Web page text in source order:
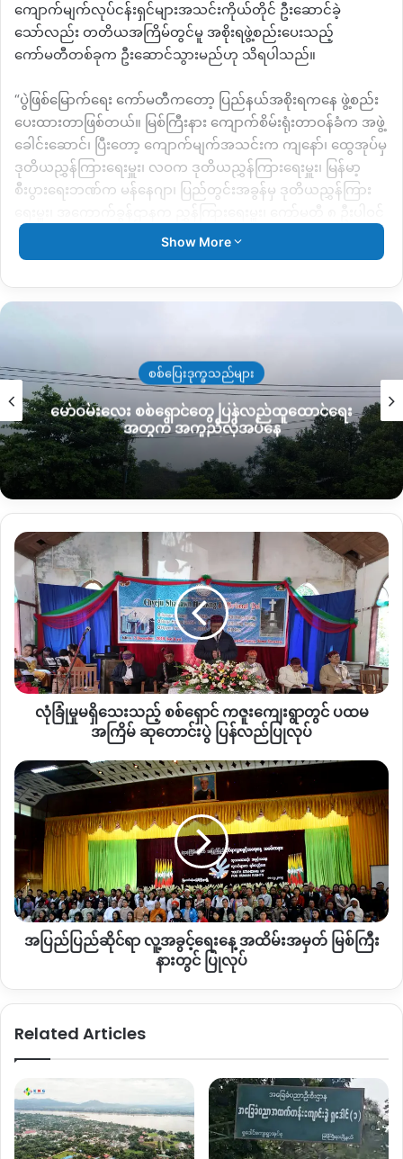
ကျောက်မျက်လုပ်ငန်းရှင်များအသင်းကိုယ်တိုင် ဦးဆောင်ခဲ့
သော်လည်း တတိယအကြိမ်တွင်မူ အစိုးရဖွဲ့စည်းပေးသည့်
ကော်မတီတစ်ခုက ဦးဆောင်သွားမည်ဟု သိရပါသည်။
“ပွဲဖြစ်မြောက်ရေး ကော်မတီကတော့ ပြည်နယ်အစိုးရကနေ ဖွဲ့စည်း
ပေးထားတာဖြစ်တယ်။ မြစ်ကြီးနား ကျောက်စိမ်းရုံးတာဝန်ခံက အဖွဲ့
ခေါင်းဆောင်၊ ပြီးတော့ ကျောက်မျက်အသင်းက ကျနော်၊ ထွေအုပ်မှ
ဒုတိယညွှန်ကြားရေးမှူး၊ လဝက ဒုတိယညွှန်ကြားရေးမှူး၊ မြန်မာ့
စီးပွားရေးဘဏ်က မန်နေဂျာ၊ ပြည်တွင်းအခွန်မှ ဒုတိယညွှန်ကြား
တဲ့ ကျနော်တို့ကော်မတီကနေ အစည်းဝေးလုပ်တယ်။ အစည်းဝေး
လုပ်တဲ့ချိန်ကျတော့ ဒီဇင်ဘာလမှာ လုပ်မယ်ဆိုရင် အချိန်ကအရမ်း
ကျောက်စိမ်းတွေ သယ်ယူပို့ဆောင်မယ့်အပိုင်းတွေမှာ အချိန်မ
ယခု တတိယအကြိမ်ကျောက်မျက်ပြပွဲတွင် ကျောက်မျက်အတွဲ
ပေါင်း ၂၀၀၀ကျော် ပြသရောင်းချနိုင်အောင် စီစဉ်နေကြောင်း ဦးဇေ
လွမ်းက ဆက်လက်ပြောဆိုသည်။
ကျောက်မျက်ပြပွဲတွင် ရောင်းမည့်ကျောက်များကို A,B,C,D အဆင့်
၄ဆင့်သတ်မှတ်ထားပြီး ကချင်ပြည်နယ်တွင်ပြုလုပ်ခဲ့သည့် ၂၀၁၈
ကျောက်အတွဲပေါင်း ၃၀၀ ဝန်းကျင်သာ ပြသနိုင်ခဲ့ကြောင်း
သက်ဆိုင်ရာအဖွဲ့အစည်းထံမှ သိရသည်။
ကချင်ပြည်နယ်ကျောက်မျက် စျေးကွက်ဖြစ်ပေါ်လာစေရန်နဲ့ ဒေသ
ဖွံ့ဖြိုးရေးအတွက် ရည်ရွယ်သော ယင်းကျောက်မျက်အရောင်း ပြပွဲ
တွင် မြန်မာကျပ်ငွေဖြင့်သာ ရောင်းချခဲ့သည်။
နိုင်ငံခြားသားများကို ကြည့်ရှု့ခွင့်ပေးခဲ့သော်လည်း ဝယ်ယူခွင့်မပြုခဲ့
ကြောင်း သိရပါသည်။
“ ကျနော်တို့ အဓိက နိုင်ငံခြားငွေနဲ့ရောင်းဖို့ဆိုရင် ကန်ပိုက်တီလမ်း
က ထွက်ဖို့အတွက် ဖြစ်ကိုဖြစ်သင့်တယ်။ ဒါမှသာ နိုင်ငံတော်
အတွက်လည်းကောင်းမယ် လုပ်ငန်းရှင်တွေအတွက်လည်းကောင်း
မယ်။ တတိယအကြိမ်တော့ မြန်မာကျပ်ငွေနဲ့ ရောင်းဖို့ ဆုံးဖြတ်ထား
ပြီ။ ဒါပေမယ့် စတုတ္ထအကြိမ်ကျရင်တော့ နိုင်ငံခြားငွေနဲ့ ရောင်းနိုင်
အောင် စီစဉ်ထားတွေရှိပါတယ်။” ဟု ကျောက်မျက်လုပ်ငန်းရှင်များ
အသင်း ဥက္ကဌက ဆိုသည်။
ကချင်ပြည်နယ်တွင် ကျင်းပသည့် ကျောက်မျက်အရောင်းပြပွဲ
ပထမအကြိမ်တွင် မြန်မာကျပ်ငွေ ကျပ်သိန်းပေါင်း ၁သောင်းကျော်
ရောင်းရပြီး ဒုတိယအကြိမ်တွင် မြန်မာကျပ်ငွေသိန်းပေါင်း ၆သောင်း
Copy URL
Show More
စစ်ပြေးဒုက္ခသည်များ
မော်ဝမ်းလေး စစ်ရှောင်တွေ ပြန်လည်ထူထောင်ရေး
အတွက် အကူညီလိုအပ်နေ
လုံခြုံ
မှု
မ
ရှိ
သေး
သည့်
စစ်
ရှောင်
က
ကျေးရွာ
ပထမ
အကြိမ်
ဆုတောင်း
ပြန်လည်
ပြုလုပ်
လုံခြုံမှုမရှိသေးသည့် စစ်ရှောင် ကဇူးကျေးရွာတွင် ပထမ
အကြိမ် ဆုတောင်းပွဲ ပြန်လည်ပြုလုပ်
အပြည်
ပြည်
ဆိုင်ရာ
အခွင့်
နေ့
အထိမ်းအမှတ်
မြစ်
ကြီး
အပြည်ပြည်ဆိုင်ရာ လူ့အခွင့်ရေးနေ့ အထိမ်းအမှတ် မြစ်ကြီး
နားတွင် ပြုလုပ်
Related Articles